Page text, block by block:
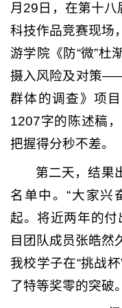
月29日，在第十八
科技作品竞赛现场
游学院《防“微”杜
摄入风险及对策
群体的调查》项
1207字的陈述稿
把握得分秒不差。
第二天，结果
名单中。“大家兴
起。将近两年的付
目团队成员张皓然
我校学子在“挑战
了特等奖零的突破。